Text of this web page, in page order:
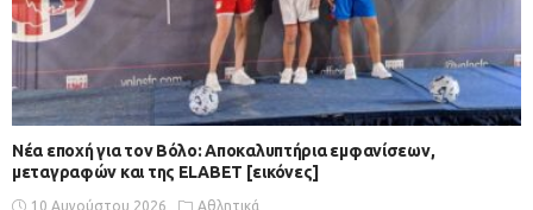
Νέα εποχή για τον Βόλο: Αποκαλυπτήρια εμφανίσεων,
μεταγραφών και της ELABET [εικόνες]
10 Αυγούστου 2026 Αθλητικά